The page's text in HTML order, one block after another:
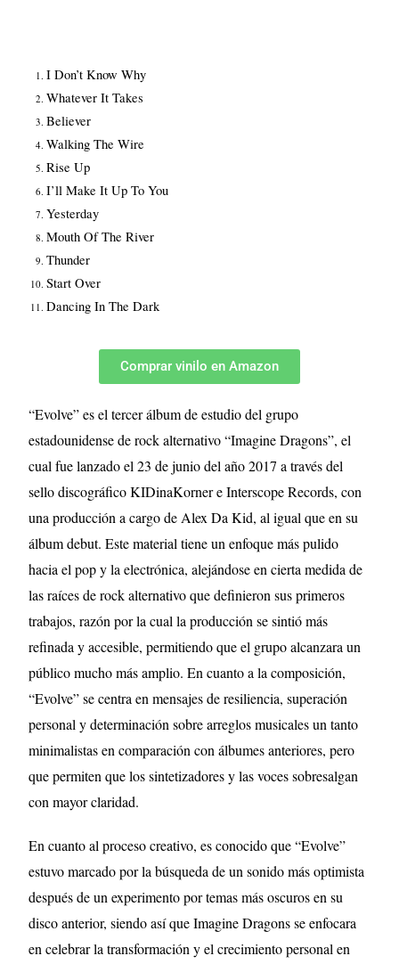
I Don’t Know Why
Whatever It Takes
Believer
Walking The Wire
Rise Up
I’ll Make It Up To You
Yesterday
Mouth Of The River
Thunder
Start Over
Dancing In The Dark
Comprar vinilo en Amazon
“Evolve” es el tercer álbum de estudio del grupo
estadounidense de rock alternativo “Imagine Dragons”, el
cual fue lanzado el 23 de junio del año 2017 a través del
sello discográfico KIDinaKorner e Interscope Records, con
una producción a cargo de Alex Da Kid, al igual que en su
álbum debut. Este material tiene un enfoque más pulido
hacia el pop y la electrónica, alejándose en cierta medida de
las raíces de rock alternativo que definieron sus primeros
trabajos, razón por la cual la producción se sintió más
refinada y accesible, permitiendo que el grupo alcanzara un
público mucho más amplio. En cuanto a la composición,
“Evolve” se centra en mensajes de resiliencia, superación
personal y determinación sobre arreglos musicales un tanto
minimalistas en comparación con álbumes anteriores, pero
que permiten que los sintetizadores y las voces sobresalgan
con mayor claridad.
En cuanto al proceso creativo, es conocido que “Evolve”
estuvo marcado por la búsqueda de un sonido más optimista
después de un experimento por temas más oscuros en su
disco anterior, siendo así que Imagine Dragons se enfocara
en celebrar la transformación y el crecimiento personal en